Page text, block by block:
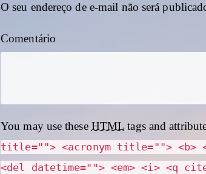
O seu endereço de e-mail não será
Comentário
You may use these HTML tags and
title=""> <acronym title=""> <b>
<del datetime=""> <em> <i> <q